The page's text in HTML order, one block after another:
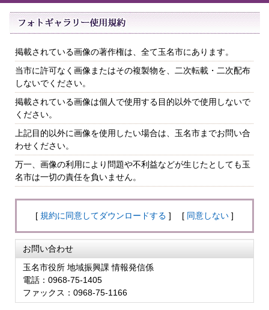
掲載されている画像の著作権は、全て玉名市にあります。
当市に許可なく画像またはその複製物を、二次転載・二次配布
しないでください。
掲載されている画像は個人で使用する目的以外で使用しないで
ください。
上記目的以外に画像を使用したい場合は、玉名市までお問い合
わせください。
万一、画像の利用により問題や不利益などが生じたとしても玉
名市は一切の責任を負いません。
[ 規約に同意してダウンロードする ] [ 同意しない ]
お問い合わせ
玉名市役所 地域振興課 情報発信係
電話：0968-75-1405
ファックス：0968-75-1166